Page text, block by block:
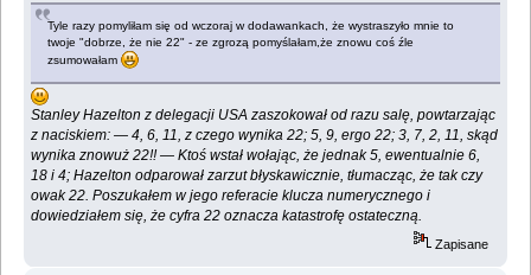
Tyle razy pomyliłam się od wczoraj w dodawankach, że wystraszyło mnie to
twoje "dobrze, że nie 22" - ze zgrozą pomyślałam,że znowu coś źle
zsumowałam
Stanley Hazelton z delegacji USA zaszokował od razu salę, powtarzając
z naciskiem: — 4, 6, 11, z czego wynika 22; 5, 9, ergo 22; 3, 7, 2, 11, skąd
wynika znowuż 22!! — Ktoś wstał wołając, że jednak 5, ewentualnie 6,
18 i 4; Hazelton odparował zarzut błyskawicznie, tłumacząc, że tak czy
owak 22. Poszukałem w jego referacie klucza numerycznego i
dowiedziałem się, że cyfra 22 oznacza katastrofę ostateczną.
Zapisane